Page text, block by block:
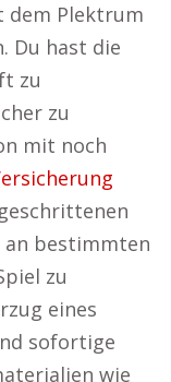
dem Plektrum
Du hast die
zu
zu
mit noch
an bestimmten
zu
eines
sofortige
wie